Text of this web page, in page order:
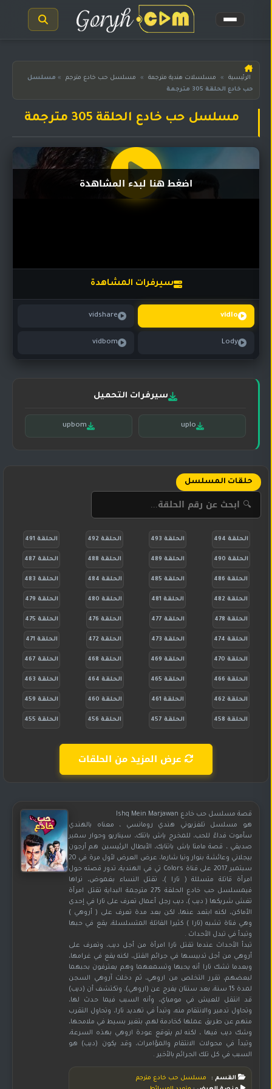
الرئيسية
مسلسلات
المترجمة
مسلسلات
مسلسلات
تركي
مسلسلات
الرئيسية » مسلسلات هندية مترجمة » مسلسل حب خادع مترجم » مسلسل
حب خادع الحلقة 305 مترجمة
مسلسل حب خادع الحلقة 305 مترجمة
سيرفرات المشاهدة
vidlo
vidshare
Lody
vidbom
اضغط هنا لبدء المشاهدة
سيرفرات التحميل
uplo
upbom
حلقات المسلسل
الحلقة 494 الحلقة 493 الحلقة 492 الحلقة 491
الحلقة 490 الحلقة 489 الحلقة 488 الحلقة 487
الحلقة 486 الحلقة 485 الحلقة 484 الحلقة 483
الحلقة 482 الحلقة 481 الحلقة 480 الحلقة 479
الحلقة 478 الحلقة 477 الحلقة 476 الحلقة 475
الحلقة 474 الحلقة 473 الحلقة 472 الحلقة 471
الحلقة 470 الحلقة 469 الحلقة 468 الحلقة 467
الحلقة 466 الحلقة 465 الحلقة 464 الحلقة 463
الحلقة 462 الحلقة 461 الحلقة 460 الحلقة 459
الحلقة 458 الحلقة 457 الحلقة 456 الحلقة 455
عرض المزيد من الحلقات
قصة مسلسل حب خادع Ishq Mein Marjawan
هو مسلسل تلفزيوني هندي رومانسي ، معناه بالهندي
سأموت فداءً للحب، للمخرج ياش باتتك، سيناريو وحوار سمير
صديقي ، قصة مامتا ياش باتنايك، الأبطال الرئيسين هم أرجون
بيجلاني وعائشة بنوار ونيا شارما، عرض العرض لأول مرة في 20
سبتمبر 2017 على قناة Colors تي في الهندية، تدور قصته حول
امرأة قاتلة متسللة ( تارا )، تقتل النساء بغموض، نراها
فيمسلسل حب خادع الحلقة 275 مترجمة البداية تقتل امرأة
تغش شريكها ( ديب )، ديب رجل أعمال تعرف على تارا في إحدى
الأماكن، لكنه ابتعد عنها، لكن بعد مدة تعرف على ( أروهي )
وهي فتاة تشبه (تارا ) كثيرا القاتلة المتسلسلة، يقع في حبها
وتبدأ في تبدل الأحداث .
تبدأ الأحداث عندما تقتل تارا امرأة من أجل ديب، وتعرف على
أروهي من أجل تدبيسها في جرائم القتل، لكنه يقع في غرامها،
وبعدما تشك تارا أنه يحبها وتسمعهما وهم يعترفون بحبهما
لبعضهم، تقرر التخلص من اروهي، ثم دخلت آروهي السجن
لمدة 15 سنة، بعد سنتان يفرج عن (اروهي)، وتكتشف أن (ديب)
قد انتقل للعيش في مومباي، وأنه السبب فيما حدث لها،
وتحاول تدمير والانتقام منه، وتبدأ في تهديد تارا، وتحاول التقرب
منهم عن طريق عملها كخادمة لهم، بتغير بسيط في ملامحها،
وشك ديب فيها ، لكنه لم يتوقع عودة اروهي بهذه السرعة،
وتبدأ في محولات الانتقام والمؤامرات، وقد يكون (ديب) هو
السبب في كل تلك الجرائم بالأخير .
القسم :
مسلسل حب خادع مترجم